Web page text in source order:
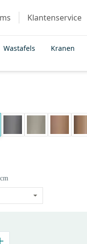
Klantenservice
Wastafels Kranen